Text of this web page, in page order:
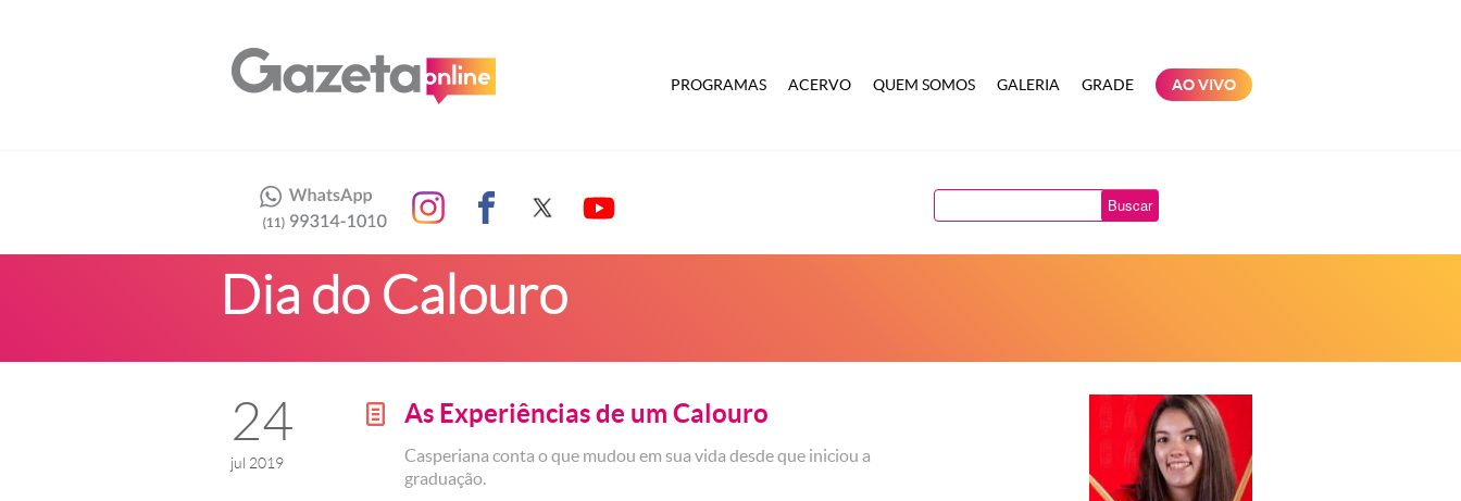
PROGRAMAS ACERVO QUEM SOMOS GALERIA GRADE AO VIVO
Buscar
Dia do Calouro
24
jul 2019
g As Experiências de um Calouro
Casperiana conta o que mudou em sua vida desde que iniciou a
graduação.